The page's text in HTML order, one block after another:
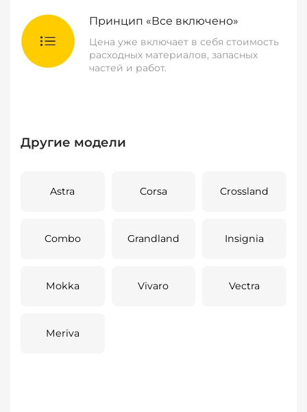
Принцип «Все включено»
Цена уже включает в себя стоимость
расходных материалов, запасных
частей и работ.
Другие модели
Astra Corsa Crossland
Combo Grandland Insignia
Mokka Vivaro Vectra
Meriva